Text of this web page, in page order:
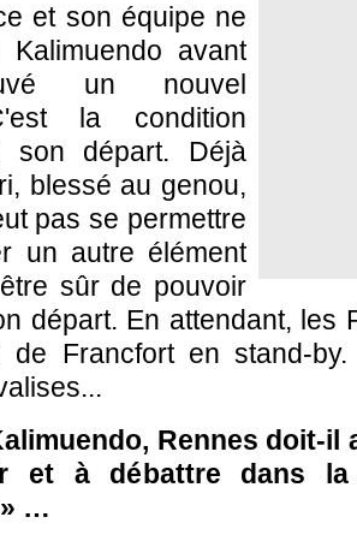
et son équipe ne
avant
un nouvel
la condition
son départ. Déjà
blessé au genou,
pas se permettre
un autre élément
sûr de pouvoir
départ. En attendant, les
de Francfort en stand-
Rennes doit-il
et à débattre dans
» …